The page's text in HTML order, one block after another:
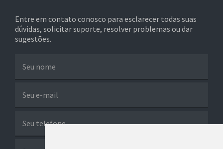
Entre em contato conosco para esclarecer todas suas
dúvidas, solicitar suporte, resolver problemas ou dar
sugestões.